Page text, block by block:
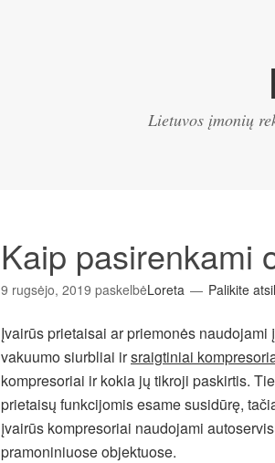
Lietuvos įmonių
Kaip pasirenkami
9 rugsėjo, 2019 paskelbėLoreta Palikite
Įvairūs prietaisai ar priemonės
vakuumo siurbliai irsraigtiniai
kompresoriai ir kokia jų tikroji paskirtis.
prietaisų funkcijomis esame susidūrę,
įvairūs kompresoriai naudojami
pramoniniuose objektuose.